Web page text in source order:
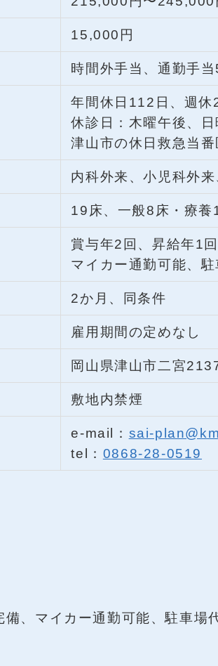
15,000円
時間外手当、通勤手
年間休日112日、週休
休診日：木曜午後、
津山市の休日救急当
内科外来、小児科外
19床、一般8床・療養
賞与年2回、昇給年1
マイカー通勤可能、
2か月、同条件
雇用期間の定めなし
岡山県津山市二宮
敷地内禁煙
e-mail： sai-
tel： 0868-28-0519
、マイカー通勤可能、駐車場